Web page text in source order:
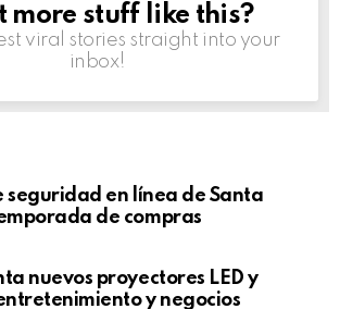
more stuff like this?
viral stories straight into your
inbox!
seguridad en línea de Santa
de compras
nuevos proyectores LED y
y negocios